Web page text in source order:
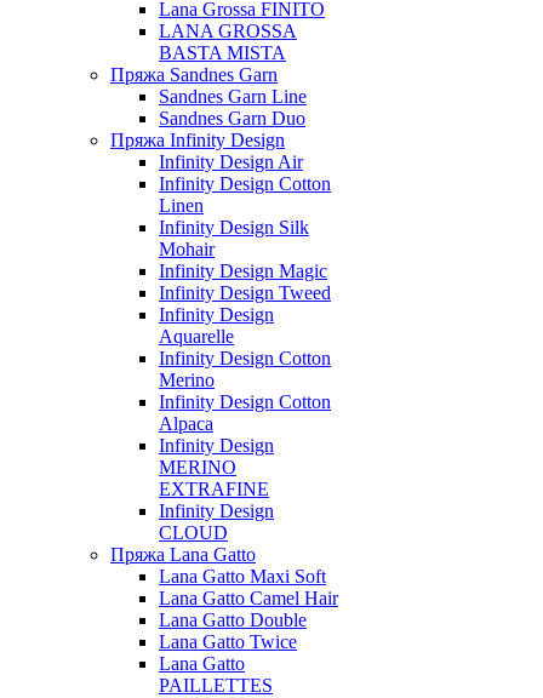
Lana Grossa FINITO
LANA GROSSA
BASTA MISTA
Пряжа Sandnes Garn
Sandnes Garn Line
Sandnes Garn Duo
Пряжа Infinity Design
Infinity Design Air
Infinity Design Cotton
Linen
Infinity Design Silk
Mohair
Infinity Design Magic
Infinity Design Tweed
Infinity Design
Aquarelle
Infinity Design Cotton
Merino
Infinity Design Cotton
Alpaca
Infinity Design
MERINO
EXTRAFINE
Infinity Design
CLOUD
Пряжа Lana Gatto
Lana Gatto Maxi Soft
Lana Gatto Camel Hair
Lana Gatto Double
Lana Gatto Twice
Lana Gatto
PAILLETTES